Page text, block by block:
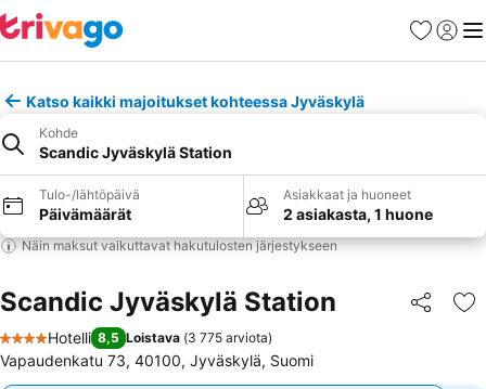
Suosikit
Katso kaikki majoitukset kohteessa Jyväskylä
Kohde
Scandic Jyväskylä Station
Tulo-/lähtöpäivä
Päivämäärät
Asiakkaat ja huoneet
2 asiakasta, 1 huone
Näin maksut vaikuttavat hakutulosten järjestykseen
Scandic Jyväskylä Station Jaa
4 Tähtiluokitus
Hotelli 8,5 Loistava (3 775 arviota)
Vapaudenkatu 73, 40100, Jyväskylä, Suomi